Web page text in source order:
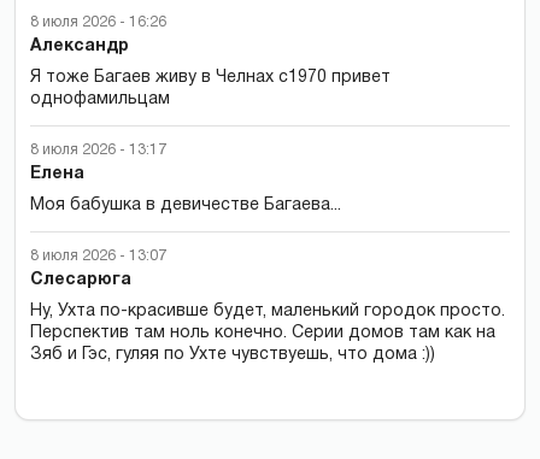
8 июля 2026 - 16:26
Александр
Я тоже Багаев живу в Челнах с1970 привет
однофамильцам
8 июля 2026 - 13:17
Елена
Моя бабушка в девичестве Багаева...
8 июля 2026 - 13:07
Слесарюга
Ну, Ухта по-красивше будет, маленький городок просто.
Перспектив там ноль конечно. Серии домов там как на
Зяб и Гэс, гуляя по Ухте чувствуешь, что дома :))